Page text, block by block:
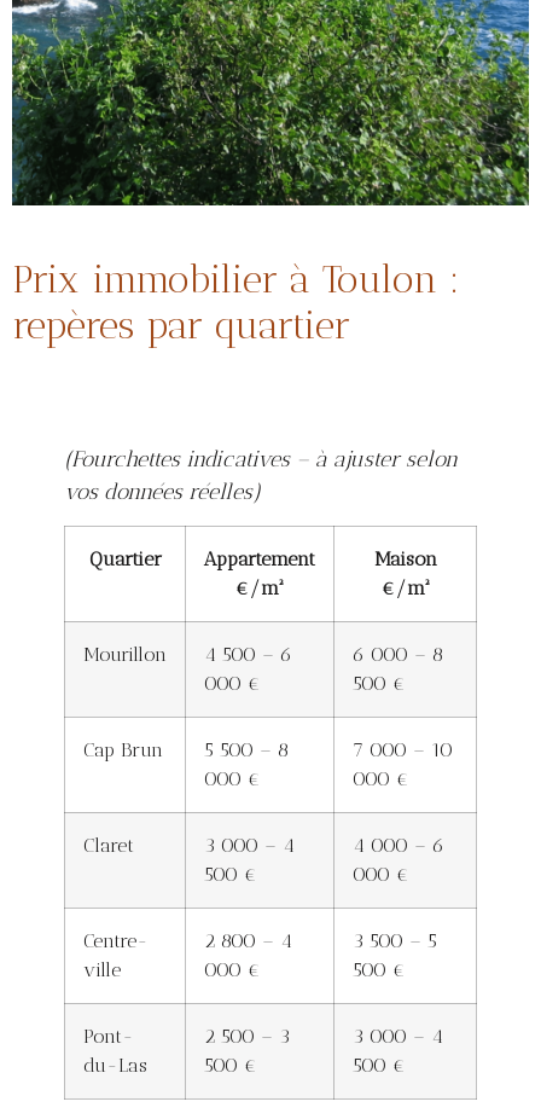
Prix immobilier à Toulon :
repères par quartier
(Fourchettes indicatives – à ajuster selon
vos données réelles)
Quartier
Appartement
€/m²
Maison
€/m²
Mourillon
4 500 – 6
000 €
6 000 – 8
500 €
Cap Brun
5 500 – 8
000 €
7 000 – 10
000 €
Claret
3 000 – 4
500 €
4 000 – 6
000 €
Centre-
ville
2 800 – 4
000 €
3 500 – 5
500 €
Pont-
du-Las
2 500 – 3
500 €
3 000 – 4
500 €